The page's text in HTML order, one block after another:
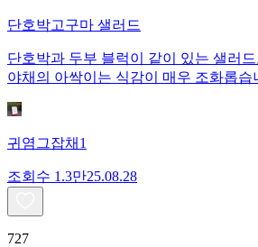
단호박고구마 샐러드
단호박과 두부 블럭이 같이 있는 샐러
야채의 아싹이는 식감이 매우 조화롭습
귀염그잡채1
조회수 1.3만25.08.28
727